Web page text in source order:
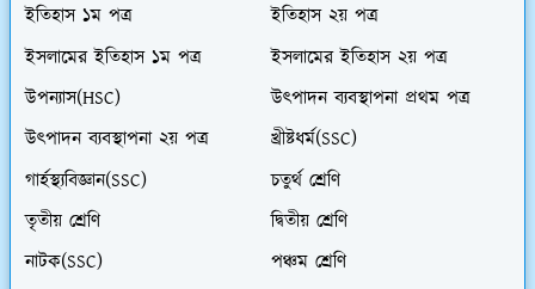
ইতিহাস ১ম পত্র
ইতিহাস ২য় পত্র
ইসলামের ইতিহাস ১ম পত্র
ইসলামের ইতিহাস ২য় পত্র
উপন্যাস(HSC)
উৎপাদন ব্যবস্থাপনা প্রথম পত্র
উৎপাদন ব্যবস্থাপনা ২য় পত্র
খ্রীষ্টধর্ম(SSC)
গার্হস্থ্যবিজ্ঞান(SSC)
চতুর্থ শ্রেণি
তৃতীয় শ্রেণি
দ্বিতীয় শ্রেণি
নাটক(SSC)
পঞ্চম শ্রেণি